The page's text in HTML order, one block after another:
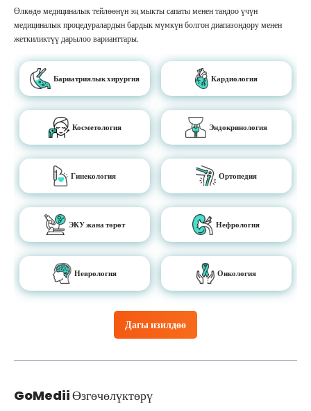
Дагы изилдөө
Өлкөдө медициналык тейлөөнүн эң мыкты сапаты менен тандоо үчүн
медициналык процедуралардын бардык мүмкүн болгон диапазондору менен
жеткиликтүү дарылоо варианттары.
Бариатриялык хирургия Кардиология
Косметология Эндокринология
Гинекология Ортопедия
ЭКУ жана төрөт Нефрология
Неврология Онкология
GoMediiӨзгөчөлүктөрү